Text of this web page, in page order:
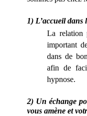
1) L’accueil dans
La relation
important
dans de
afin de
hypnose.
2) Un échange
vous amène et